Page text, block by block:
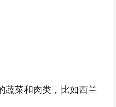
蔬菜和肉类，比如西兰